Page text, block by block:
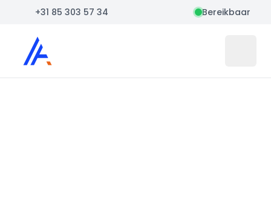
+31 85 303 57 34 Bereikbaar
Auto Atlas